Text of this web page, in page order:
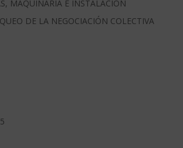
MAQUINARIA E INSTALACIÓN
DE LA NEGOCIACIÓN COLECTIVA